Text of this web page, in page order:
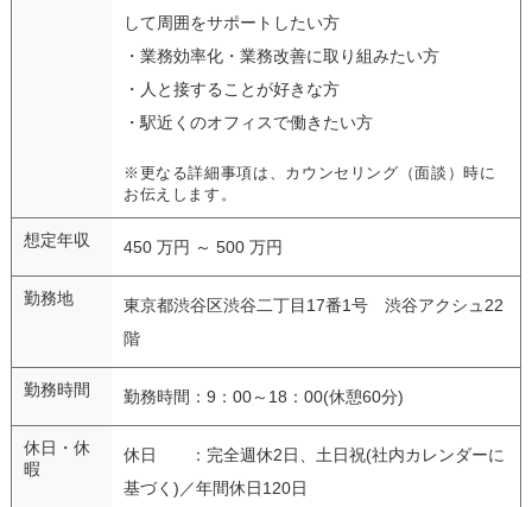
して周囲をサポートしたい方
・業務効率化・業務改善に取り組みたい方
・人と接することが好きな方
・駅近くのオフィスで働きたい方
※更なる詳細事項は、カウンセリング（面談）時に
お伝えします。
想定年収 450 万円 ～ 500 万円
勤務地
東京都渋谷区渋谷二丁目17番1号 渋谷アクシュ22
階
勤務時間 勤務時間：9：00～18：00(休憩60分)
休日・休
暇
休日 ：完全週休2日、土日祝(社内カレンダーに
基づく)／年間休日120日